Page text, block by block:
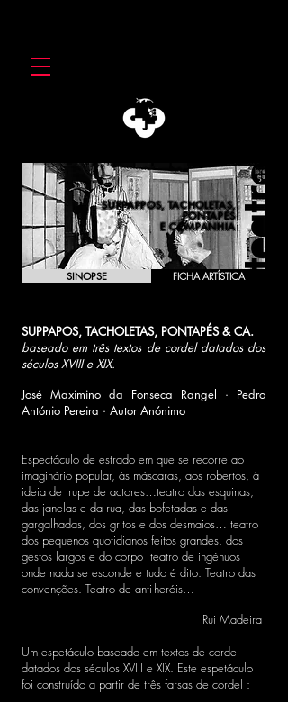
SINOPSE FICHA ARTÍSTICA
SUPPAPPOS, TACHOLETAS,
PONTAPÉS
E COMPANHIA
SUPPAPOS, TACHOLETAS, PONTAPÉS & CA.
baseado em três textos de cordel datados dos
séculos XVIII e XIX.
José Maximino da Fonseca Rangel · Pedro
António Pereira · Autor Anónimo
Espectáculo de estrado em que se recorre ao
imaginário popular, às máscaras, aos robertos, à
ideia de trupe de actores…teatro das esquinas,
das janelas e da rua, das bofetadas e das
gargalhadas, dos gritos e dos desmaios… teatro
dos pequenos quotidianos feitos grandes, dos
gestos largos e do corpo teatro de ingénuos
onde nada se esconde e tudo é dito. Teatro das
convenções. Teatro de anti-heróis…
Rui Madeira
Um espetáculo baseado em textos de cordel
datados dos séculos XVIII e XIX. Este espetáculo
foi construído a partir de três farsas de cordel :